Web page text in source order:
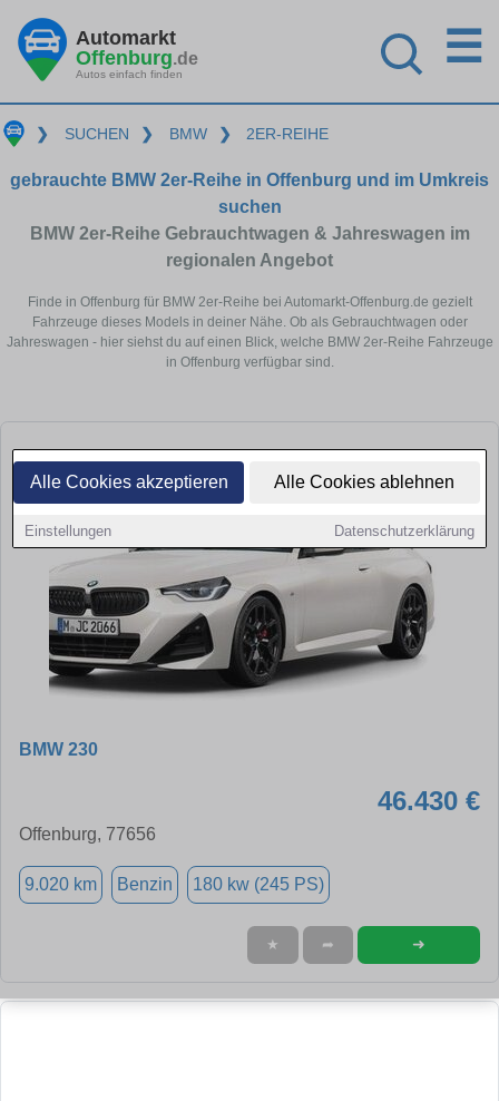
Alle Cookies akzeptieren Alle Cookies ablehnen
Einstellungen Datenschutzerklärung
Automarkt
Offenburg.de
Autos einfach finden
☰
❯ SUCHEN ❯ BMW ❯ 2ER-REIHE
gebrauchte BMW 2er-Reihe in Offenburg und im Umkreis
suchen
BMW 2er-Reihe Gebrauchtwagen & Jahreswagen im
regionalen Angebot
Finde in Offenburg für BMW 2er-Reihe bei Automarkt-Offenburg.de gezielt
Fahrzeuge dieses Models in deiner Nähe. Ob als Gebrauchtwagen oder
Jahreswagen - hier siehst du auf einen Blick, welche BMW 2er-Reihe Fahrzeuge
in Offenburg verfügbar sind.
BMW 230
46.430 €
Offenburg, 77656
9.020 km Benzin 180 kw (245 PS)
★ ➦ ➜